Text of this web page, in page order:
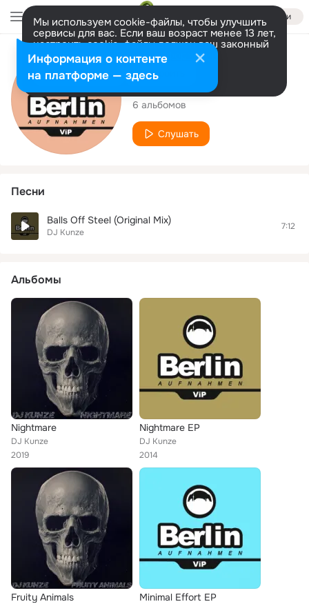
Войти
Мы используем cookie-файлы, чтобы улучшить
сервисы для вас. Если ваш возраст менее 13 лет,
настроить cookie-файлы должен ваш законный
представитель. Больше информации
Разрешить все Настроить
Исполнитель
DJ Kunze
6 альбомов
Слушать
Песни
Balls Off Steel (Original Mix)
DJ Kunze
7:12
Альбомы
Nightmare
DJ Kunze
2019
Nightmare EP
DJ Kunze
2014
Fruity Animals Minimal Effort EP
Информация о контенте
на платформе — здесь